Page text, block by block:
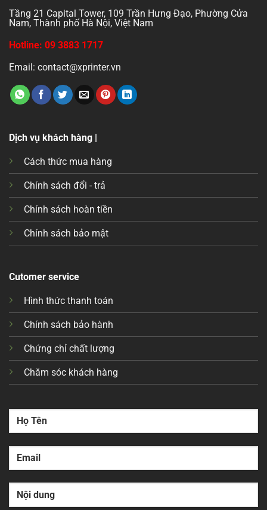
Tầng 21 Capital Tower, 109 Trần Hưng Đạo, Phường Cửa
Nam, Thành phố Hà Nội, Việt Nam
Hotline: 09 3883 1717
Email: contact@xprinter.vn
Dịch vụ khách hàng |
Cách thức mua hàng
Chính sách đổi - trả
Chính sách hoàn tiền
Chính sách bảo mật
Cutomer service
Hình thức thanh toán
Chính sách bảo hành
Chứng chỉ chất lượng
Chăm sóc khách hàng